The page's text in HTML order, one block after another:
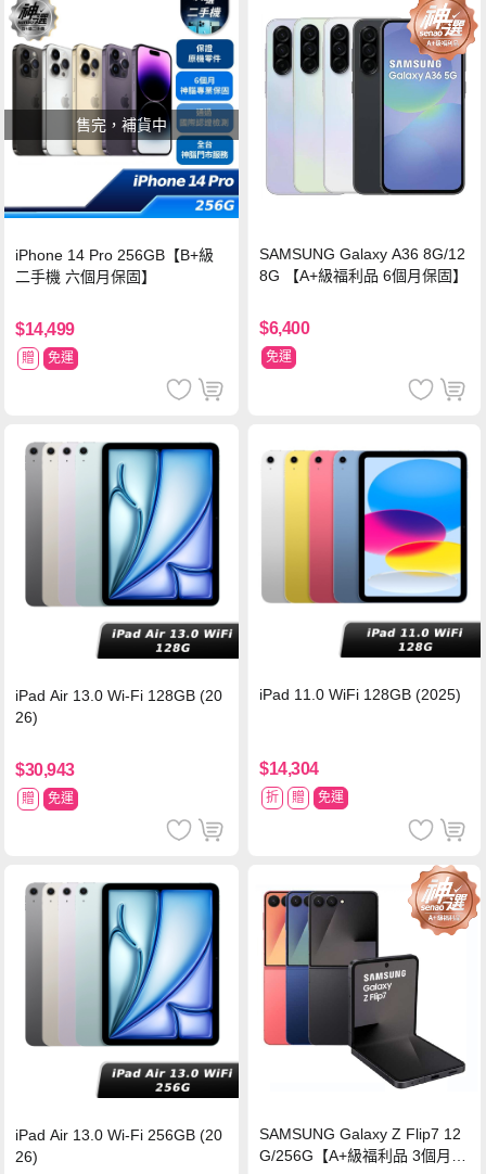
售完，補貨中
iPhone 14 Pro 256GB【B+級
二手機 六個月保固】
$14,499
贈 免運
SAMSUNG Galaxy A36 8G/12
8G 【A+級福利品 6個月保固】
$6,400
免運
iPad Air 13.0 Wi-Fi 128GB (20
26)
$30,943
贈 免運
iPad 11.0 WiFi 128GB (2025)
$14,304
折 贈 免運
iPad Air 13.0 Wi-Fi 256GB (20
26)
SAMSUNG Galaxy Z Flip7 12
G/256G【A+級福利品 3個月保